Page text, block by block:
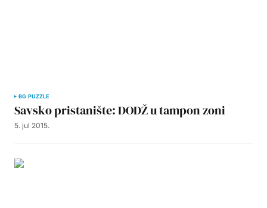
BG PUZZLE
Savsko pristanište: DODŽ u tampon zoni
5. jul 2015.